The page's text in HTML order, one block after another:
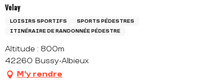
Velay
LOISIRS SPORTIFS
SPORTS PÉDESTRES
ITINÉRAIRE DE RANDONNÉE PÉDESTRE
Altitude : 800m
42260 Bussy-Albieux
M'y rendre